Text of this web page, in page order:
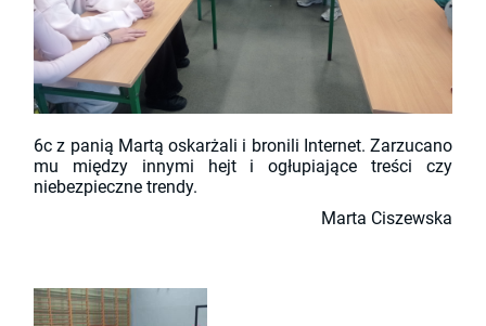
6c z panią Martą oskarżali i bronili Internet. Zarzucano
mu między innymi hejt i ogłupiające treści czy
niebezpieczne trendy.
Marta Ciszewska